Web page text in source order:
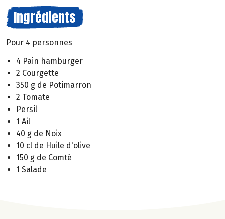
Ingrédients
Pour 4 personnes
4 Pain hamburger
2 Courgette
350 g de Potimarron
2 Tomate
Persil
1 Ail
40 g de Noix
10 cl de Huile d'olive
150 g de Comté
1 Salade